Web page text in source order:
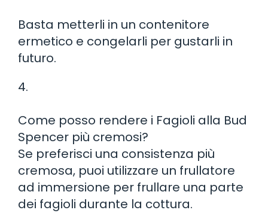
Basta metterli in un contenitore
ermetico e congelarli per gustarli in
futuro.
4.
Come posso rendere i Fagioli alla Bud
Spencer più cremosi?
Se preferisci una consistenza più
cremosa, puoi utilizzare un frullatore
ad immersione per frullare una parte
dei fagioli durante la cottura.